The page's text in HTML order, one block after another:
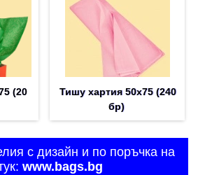
(20
Тишу хартия 50х75 (240
бр)
с дизайн и по поръчка на
www.bags.bg